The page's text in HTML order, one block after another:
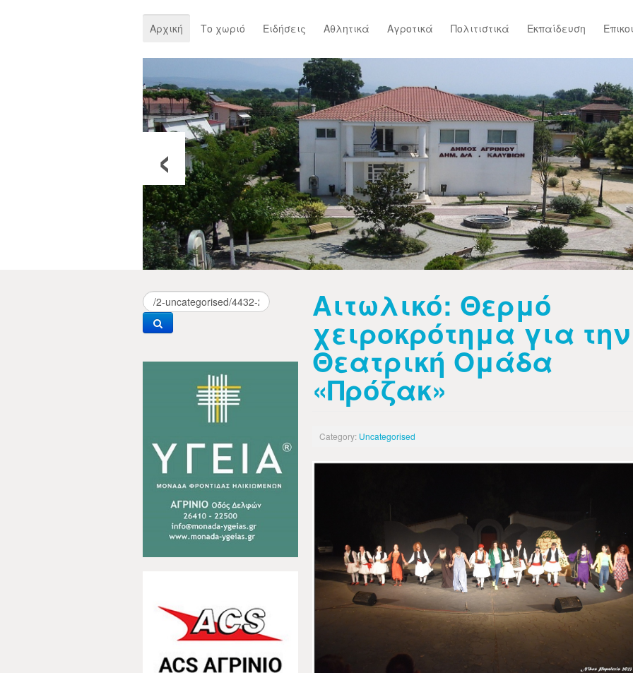
Αρχική Το χωριό Ειδήσεις Αθλητικά Αγροτικά Πολιτιστικά Εκπαίδευση
‹
Αιτωλικό: Θερμό
χειροκρότημα για την
Θεατρική Ομάδα
«Πρόζακ»
Category: Uncategorised